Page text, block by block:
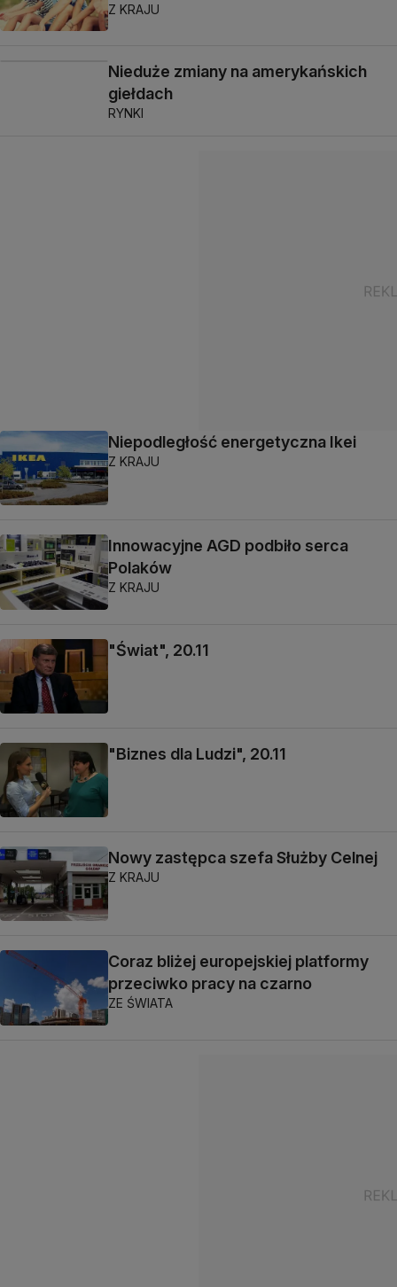
Z KRAJU
Nieduże zmiany na amerykańskich
giełdach
RYNKI
Niepodległość energetyczna Ikei
Z KRAJU
Innowacyjne AGD podbiło serca
Polaków
Z KRAJU
"Świat", 20.11
"Biznes dla Ludzi", 20.11
Nowy zastępca szefa Służby Celnej
Z KRAJU
Coraz bliżej europejskiej platformy
przeciwko pracy na czarno
ZE ŚWIATA